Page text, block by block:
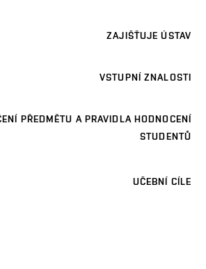
ZAJIŠŤUJE ÚSTAV
VSTUPNÍ ZNALOSTI
PŘEDMĚTU A PRAVIDLA HODNOCENÍ
STUDENTŮ
UČEBNÍ CÍLE